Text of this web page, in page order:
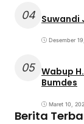
04 Suwandi
Desember
05 Wabup
Bumdes
Maret 10,
Berita